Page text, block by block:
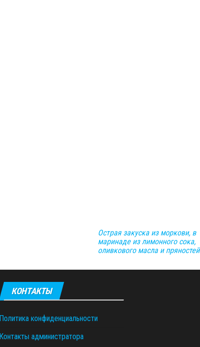
Острая закуска из моркови, в
маринаде из лимонного сока,
оливкового масла и пряностей
КОНТАКТЫ
Политика конфиденциальности
Контакты администратора